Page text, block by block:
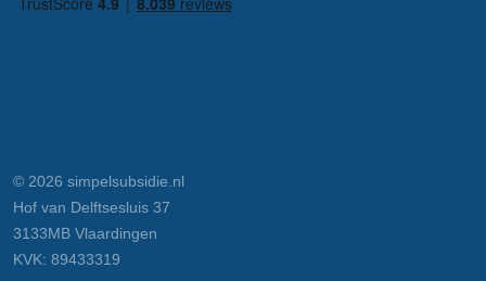
© 2026 simpelsubsidie.nl
Hof van Delftsesluis 37
3133MB Vlaardingen
KVK: 89433319